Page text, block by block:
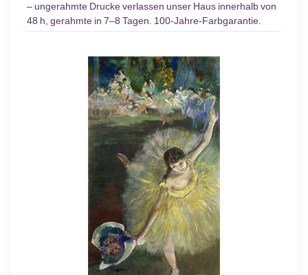
– ungerahmte Drucke verlassen unser Haus innerhalb von
48 h, gerahmte in 7–8 Tagen. 100-Jahre-Farbgarantie.